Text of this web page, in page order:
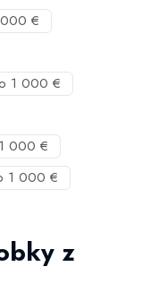
000 €
1 000 €
000 €
1 000 €
z